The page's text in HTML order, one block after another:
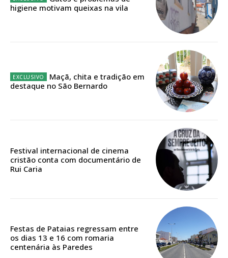
Sendo assinante terá acesso a todos os conteúdos exclusivos e versões
digitais.
Escolha o plano de assinatura desejado:
ASSINATURA
IMPRESSA
Edição em papel entregue à Quinta-feira em sua
Acesso aos conteúdos Exclusivos para
assinantes
Ofertas para assinatura anual
higiene motivam queixas na vila
Maçã, chita e tradição em
destaque no São Bernardo
Festival internacional de cinema
cristão conta com documentário de
Rui Caria
Festas de Pataias regressam entre
os dias 13 e 16 com romaria
centenária às Paredes